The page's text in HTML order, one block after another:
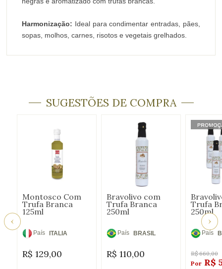
Harmonização: Ideal para condimentar entradas, pães,
sopas, molhos, carnes, risotos e vegetais grelhados.
SUGESTÕES DE COMPRA
Montosco Com
Trufa Branca
125ml
País
Origem:
ITALIA
R$ 129,00
Bravolivo com
Trufa Branca
250ml
País
Origem:
BRASIL
R$ 110,00
Trufa
250ml
País
R$ 660,00
R$